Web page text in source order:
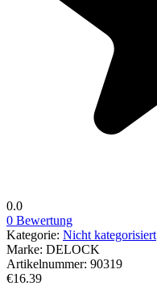
0.0
0 Bewertung
Kategorie: Nicht kategorisiert
Marke: DELOCK
Artikelnummer: 90319
€16.39